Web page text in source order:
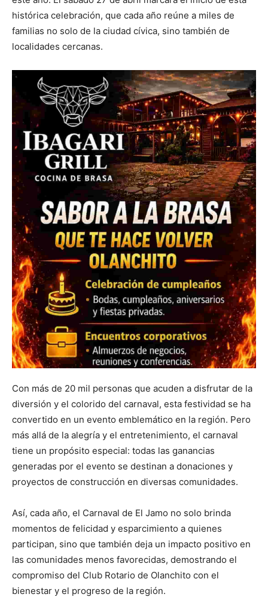
histórica celebración, que cada año reúne a miles de
familias no solo de la ciudad cívica, sino también de
localidades cercanas.
Con más de 20 mil personas que acuden a disfrutar de la
diversión y el colorido del carnaval, esta festividad se ha
convertido en un evento emblemático en la región. Pero
más allá de la alegría y el entretenimiento, el carnaval
tiene un propósito especial: todas las ganancias
generadas por el evento se destinan a donaciones y
proyectos de construcción en diversas comunidades.
Así, cada año, el Carnaval de El Jamo no solo brinda
momentos de felicidad y esparcimiento a quienes
participan, sino que también deja un impacto positivo en
las comunidades menos favorecidas, demostrando el
compromiso del Club Rotario de Olanchito con el
bienestar y el progreso de la región.